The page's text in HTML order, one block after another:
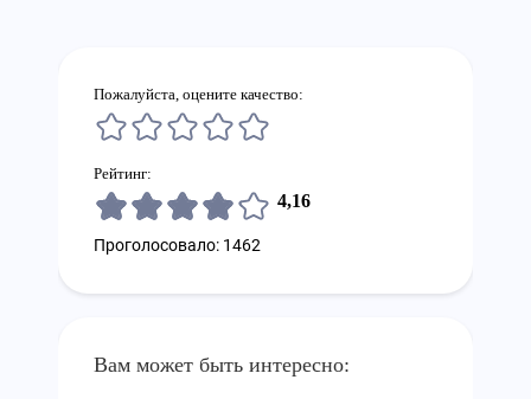
Пожалуйста, оцените качество:
Рейтинг:
4,16
Проголосовало: 1462
Вам может быть интересно: